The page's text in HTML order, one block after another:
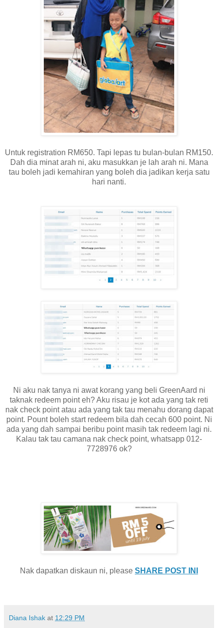
Untuk registration RM650. Tapi lepas tu bulan-bulan RM150.
Dah dia minat arah ni, aku masukkan je lah arah ni. Mana
tau boleh jadi kemahiran yang boleh dia jadikan kerja satu
hari nanti.
Ni aku nak tanya ni awat korang yang beli GreenAard ni
taknak redeem point eh? Aku risau je kot ada yang tak reti
nak check point atau ada yang tak tau menahu dorang dapat
point. Pount boleh start redeem bila dah cecah 600 point. Ni
ada yang dah sampai beribu point masih tak redeem lagi ni.
Kalau tak tau camana nak check point, whatsapp 012-
7728976 ok?
Nak dapatkan diskaun ni, please SHARE POST INI
Diana Ishak at 12:29 PM